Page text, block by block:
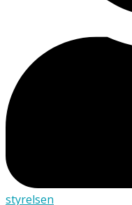
styrelsen